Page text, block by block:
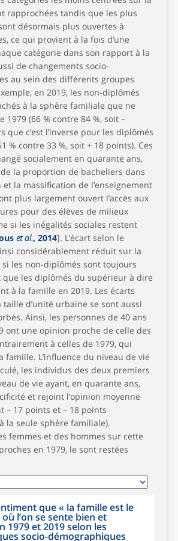
rapprochées tandis que les plus
désormais plus ouvertes à
ce qui provient à la fois d’une
catégorie dans son rapport à la
de changements socio-
au sein des différents groupes
en 2019, les non-diplômés
à la sphère familiale que ne
1979 (66 % contre 84 %, soit –
que c’est l’inverse pour les diplômés
% contre 33 %, soit + 18 points). Ces
socialement en quarante ans,
la proportion de bacheliers dans
la massification de l’enseignement
plus largement ouvert l’accès aux
pour des élèves de milieux
si les inégalités sociales restent
et al., 2014]. L’écart selon le
considérablement réduit sur la
si les non-diplômés sont toujours
les diplômés du supérieur à dire
à la famille en 2019. Les écarts
taille d’unité urbaine se sont aussi
Ainsi, les personnes de 40 ans
ont une opinion proche de celle des
à celles de 1979, qui
famille. L’influence du niveau de vie
les individus des deux premiers
de vie ayant, en quarante ans,
et rejoint l’opinion moyenne
– 17 points et – 18 points
la seule sphère familiale).
femmes et des hommes sur cette
en 1979, le sont restées
que « la famille est le
l’on se sente bien et
1979 et 2019 selon les
socio-démographiques